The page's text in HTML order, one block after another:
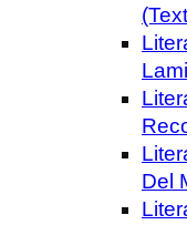
Del